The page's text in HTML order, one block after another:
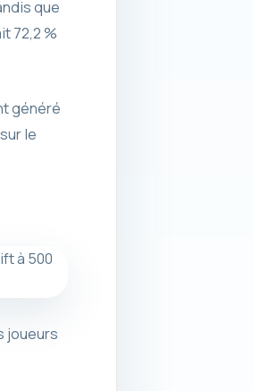
que
72,2 %
généré
le
joueurs